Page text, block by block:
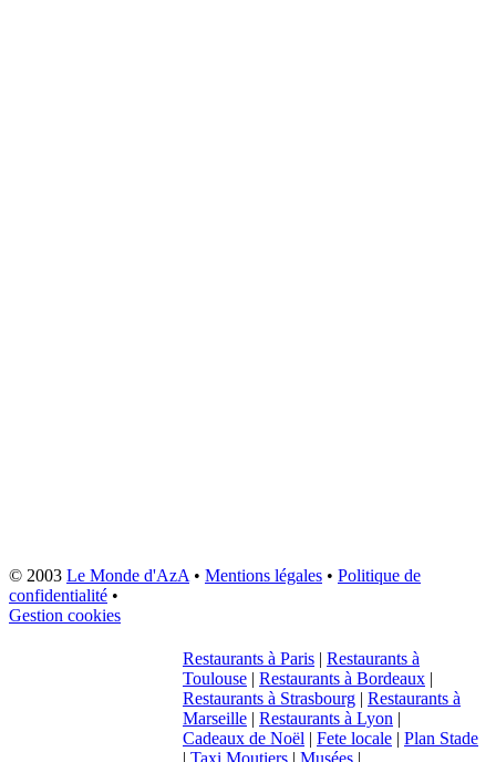
© 2003 Le Monde d'AzA• Mentions légales • Politique de
confidentialité •
Gestion cookies
Restaurants à Paris | Restaurants à
Toulouse | Restaurants à Bordeaux |
Restaurants à Strasbourg | Restaurants à
Marseille | Restaurants à Lyon |
Cadeaux de Noël | Fete locale | Plan Stade